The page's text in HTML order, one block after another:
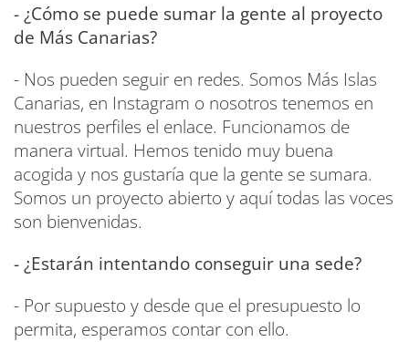
- ¿Cómo se puede sumar la gente al proyecto
de Más Canarias?
- Nos pueden seguir en redes. Somos Más Islas
Canarias, en Instagram o nosotros tenemos en
nuestros perfiles el enlace. Funcionamos de
manera virtual. Hemos tenido muy buena
acogida y nos gustaría que la gente se sumara.
Somos un proyecto abierto y aquí todas las voces
son bienvenidas.
- ¿Estarán intentando conseguir una sede?
- Por supuesto y desde que el presupuesto lo
permita, esperamos contar con ello.